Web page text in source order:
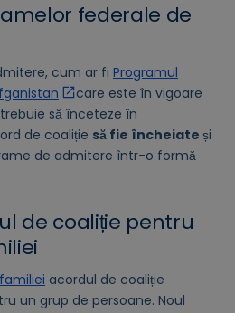
federale de
cum ar fi Programul
care este în vigoare
să înceteze în
de coaliție să fie încheiate și
de admitere într-o formă
de coaliție pentru
acordul de coaliție
un grup de persoane. Noul